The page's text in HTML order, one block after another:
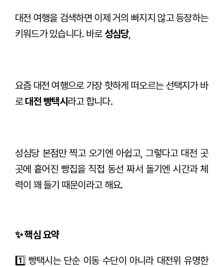
대전 여행을 검색하면 이제 거의 빠지지 않고 등장하는
키워드가 있습니다. 바로성심당,
요즘 대전 여행으로 가장 핫하게 떠오르는 선택지가 바
로대전 빵택시 라고 합니다.
성심당 본점만 찍고 오기엔 아쉽고, 그렇다고 대전 곳
곳에 흩어진 빵집을 직접 동선 짜서 돌기엔 시간과 체
력이 꽤 들기 때문이라고 해요.
✨ 핵심 요약
1️⃣ 빵택시는 단순 이동 수단이 아니라 대전위 유명한